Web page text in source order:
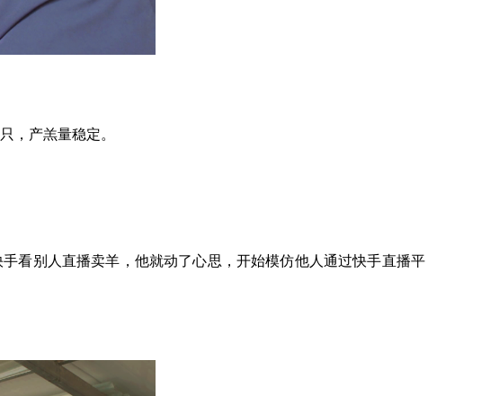
，产羔量稳定。
看别人直播卖羊，他就动了心思，开始模仿他人通过快手直播平